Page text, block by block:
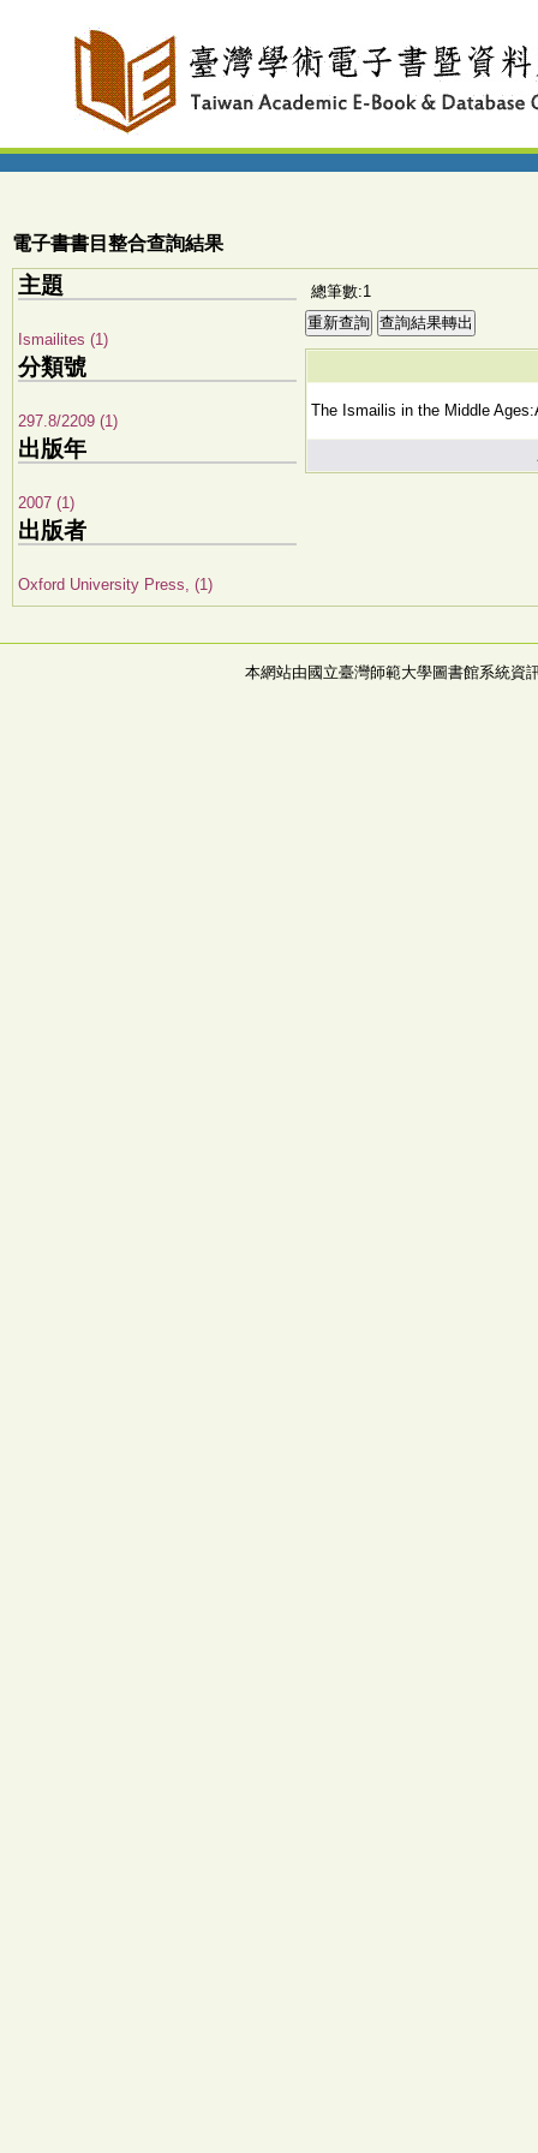
電子書書目整合查詢結果
主題
Ismailites (1)
分類號
297.8/2209 (1)
出版年
2007 (1)
出版者
Oxford University Press, (1)
總筆數:1
The Ismailis in the Middle
本網站由國立臺灣師範大學圖書館系統資